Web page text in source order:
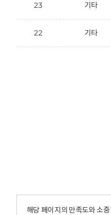
23 기타
22 기타
해당 페이지의 만족도와 소